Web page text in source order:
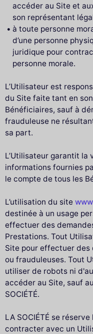
accéder au Site et
son représentant
à toute personne
d’une personne
juridique pour
personne morale.
L’Utilisateur est
du Site faite tant en
Bénéficiaires, sauf à
frauduleuse ne
sa part.
L’Utilisateur garantit la
informations fournies
le compte de tous les
L’utilisation du site
destinée à un usage
effectuer des
Prestations. Tout
Site pour effectuer des
ou frauduleuses. Tout
utiliser de robots ni
accéder au Site, sauf
SOCIÉTÉ.
LA SOCIÉTÉ se
contracter avec un